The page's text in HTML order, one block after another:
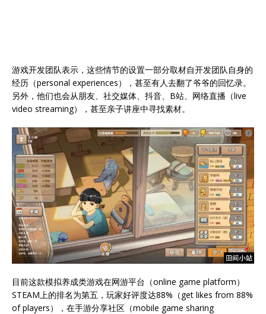
游戏开发团队表示，这些情节的设置一部分取材自开发团队自身的
经历（personal experiences），甚至有人去翻了爷爷的回忆录。
另外，他们也会从朋友、社交媒体、抖音、B站、网络直播（live
video streaming），甚至亲子讲座中寻找素材。
目前这款模拟养成类游戏在网游平台（online game platform）
STEAM上的排名为第五，玩家好评度达88%（get likes from 88%
of players），在手游分享社区（mobile game sharing